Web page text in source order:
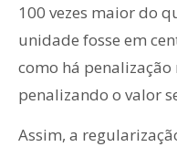
100 vezes maior do
unidade fosse em
como há
penalizando o valor
Assim, a